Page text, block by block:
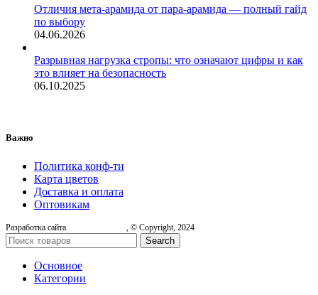
Отличия мета-арамида от пара-арамида — полный гайд
по выбору
04.06.2026
Разрывная нагрузка стропы: что означают цифры и как
это влияет на безопасность
06.10.2025
Важно
Политика конф-ти
Карта цветов
Доставка и оплата
Оптовикам
Разработка сайта , © Copyright, 2024
Search
Основное
Категории